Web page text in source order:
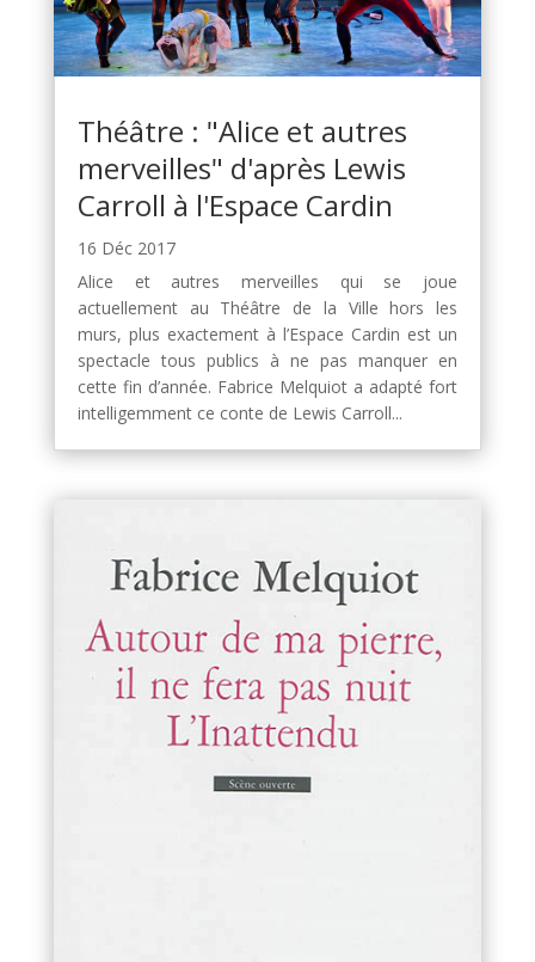
Théâtre : "Alice et autres
merveilles" d'après Lewis
Carroll à l'Espace Cardin
16 Déc 2017
Alice et autres merveilles qui se joue
actuellement au Théâtre de la Ville hors les
murs, plus exactement à l’Espace Cardin est un
spectacle tous publics à ne pas manquer en
cette fin d’année. Fabrice Melquiot a adapté fort
intelligemment ce conte de Lewis Carroll...